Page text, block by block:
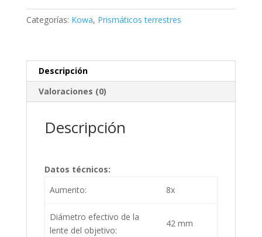
cantidad
Categorías: Kowa, Prismáticos terrestres
Descripción
Valoraciones (0)
Descripción
Datos técnicos:
Aumento:
8x
Diámetro efectivo de la
lente del objetivo:
42 mm